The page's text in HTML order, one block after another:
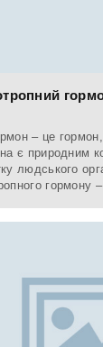
– це
є природним
людського
гормону –